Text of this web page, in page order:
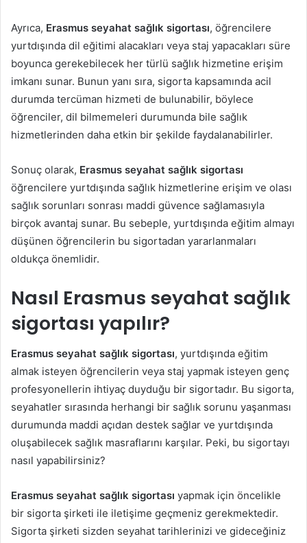
Ayrıca, Erasmus seyahat sağlık sigortası, öğrencilere
yurtdışında dil eğitimi alacakları veya staj yapacakları süre
boyunca gerekebilecek her türlü sağlık hizmetine erişim
imkanı sunar. Bunun yanı sıra, sigorta kapsamında acil
durumda tercüman hizmeti de bulunabilir, böylece
öğrenciler, dil bilmemeleri durumunda bile sağlık
hizmetlerinden daha etkin bir şekilde faydalanabilirler.
Sonuç olarak, Erasmus seyahat sağlık sigortası
öğrencilere yurtdışında sağlık hizmetlerine erişim ve olası
sağlık sorunları sonrası maddi güvence sağlamasıyla
birçok avantaj sunar. Bu sebeple, yurtdışında eğitim almayı
düşünen öğrencilerin bu sigortadan yararlanmaları
oldukça önemlidir.
Nasıl Erasmus seyahat sağlık
sigortası yapılır?
Erasmus seyahat sağlık sigortası, yurtdışında eğitim
almak isteyen öğrencilerin veya staj yapmak isteyen genç
profesyonellerin ihtiyaç duyduğu bir sigortadır. Bu sigorta,
seyahatler sırasında herhangi bir sağlık sorunu yaşanması
durumunda maddi açıdan destek sağlar ve yurtdışında
oluşabilecek sağlık masraflarını karşılar. Peki, bu sigortayı
nasıl yapabilirsiniz?
Erasmus seyahat sağlık sigortası yapmak için öncelikle
bir sigorta şirketi ile iletişime geçmeniz gerekmektedir.
Sigorta şirketi sizden seyahat tarihlerinizi ve gideceğiniz